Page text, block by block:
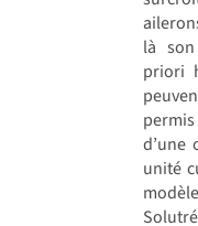
là
priori
d’une
unité